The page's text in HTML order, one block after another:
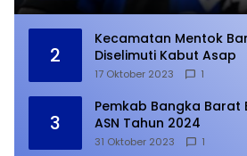
2
Kecamatan Mentok
Diselimuti Kabut Asap
17 Oktober 2023 1
3
Pemkab Bangka Barat
ASN Tahun 2024
31 Oktober 2023 1